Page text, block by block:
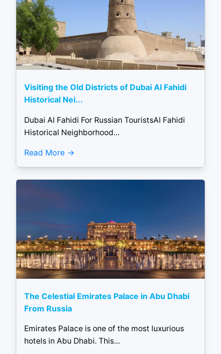
Visiting the Old Districts of Dubai Al Fahidi
Historical Nei...
Dubai Al Fahidi For Russian TouristsAl Fahidi
Historical Neighborhood...
Read More
The Celestial Emirates Palace in Abu Dhabi
From Russia
Emirates Palace is one of the most luxurious
hotels in Abu Dhabi. This...